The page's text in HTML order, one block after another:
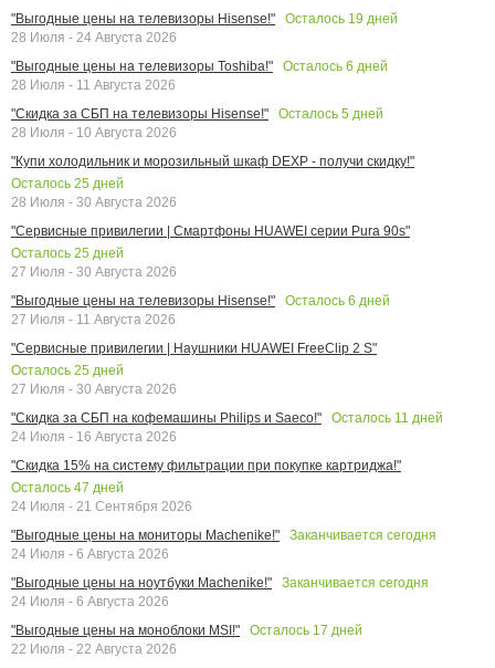
"Выгодные цены на телевизоры Hisense!"
Осталось 19 дней
28 Июля - 24 Августа 2026
"Выгодные цены на телевизоры Toshiba!"
Осталось 6 дней
28 Июля - 11 Августа 2026
"Скидка за СБП на телевизоры Hisense!"
Осталось 5 дней
28 Июля - 10 Августа 2026
"Купи холодильник и морозильный шкаф DEXP - получи скидку!"
Осталось 25 дней
28 Июля - 30 Августа 2026
"Сервисные привилегии | Смартфоны HUAWEI серии Pura 90s"
Осталось 25 дней
27 Июля - 30 Августа 2026
"Выгодные цены на телевизоры Hisense!"
Осталось 6 дней
27 Июля - 11 Августа 2026
"Сервисные привилегии | Наушники HUAWEI FreeClip 2 S"
Осталось 25 дней
27 Июля - 30 Августа 2026
"Скидка за СБП на кофемашины Philips и Saeco!"
Осталось 11 дней
24 Июля - 16 Августа 2026
"Скидка 15% на систему фильтрации при покупке картриджа!"
Осталось 47 дней
24 Июля - 21 Сентября 2026
"Выгодные цены на мониторы Machenike!"
Заканчивается сегодня
24 Июля - 6 Августа 2026
"Выгодные цены на ноутбуки Machenike!"
Заканчивается сегодня
24 Июля - 6 Августа 2026
"Выгодные цены на моноблоки MSI!"
Осталось 17 дней
22 Июля - 22 Августа 2026